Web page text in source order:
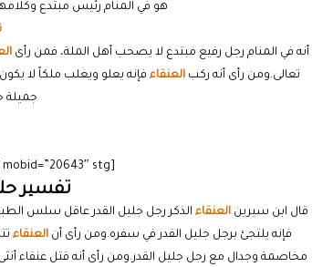
هو في المنام رئيس مبتدع
أنه في المنام رجل رفيع مبتدع لا يصحب أهل الملة، فمن رأى
تعالى.ومن رأى أنه ركبالعنقاء فإنه يعلو ويغلب ملكاً لا
جميلة
[cmamad id=”20641″ align=”floatleft” tabid=”20643″ mobid=”20643″ stg=””]
تفسير
قال ابن سيرينالعنقاء الذكر رجل جليل القدر عاقل سلس
فإنه يلتجئ برجل جليل القدر في سفره.ومن رأى أن العنقاء
مخاصمة وجدال مع رجل جليل القدر.ومن رأى أنه قتل عنقاء